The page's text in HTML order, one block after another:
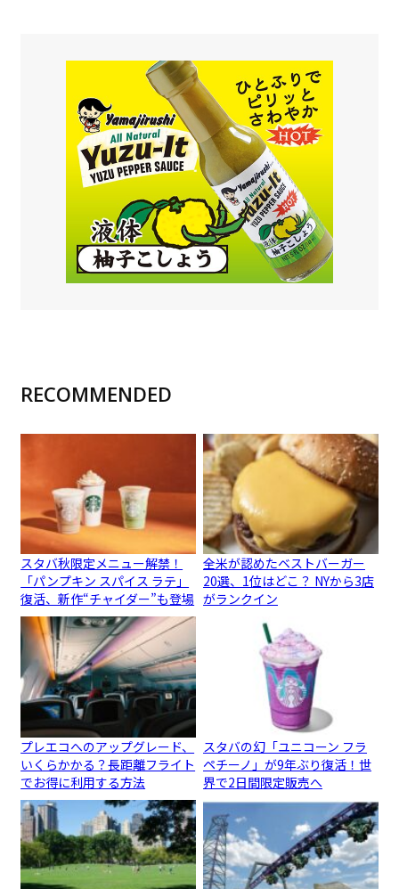
RECOMMENDED
スタバ秋限定メニュー解禁！
「パンプキン スパイス ラテ」
復活、新作“チャイダー”も登場
全米が認めたベストバーガー
20選、1位はどこ？ NYから3店
がランクイン
プレエコへのアップグレード、
いくらかかる？長距離フライト
でお得に利用する方法
スタバの幻「ユニコーン フラ
ペチーノ」が9年ぶり復活！世
界で2日間限定販売へ